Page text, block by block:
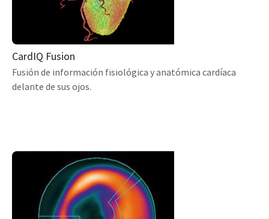
CardIQ Fusion
Fusión de información fisiológica y anatómica cardíaca
delante de sus ojos.